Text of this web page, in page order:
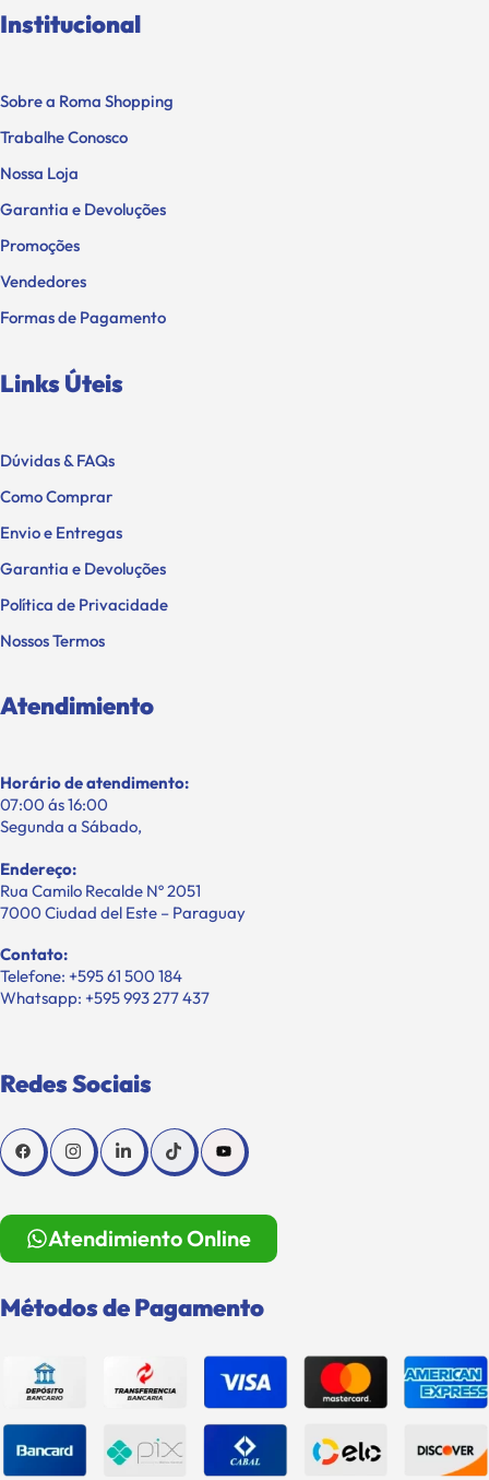
Institucional
Sobre a Roma Shopping
Trabalhe Conosco
Nossa Loja
Garantia e Devoluções
Promoções
Vendedores
Formas de Pagamento
Links Úteis
Dúvidas & FAQs
Como Comprar
Envio e Entregas
Garantia e Devoluções
Política de Privacidade
Nossos Termos
Atendimiento
Horário de atendimento:
07:00 ás 16:00
Segunda a Sábado,
Endereço:
Rua Camilo Recalde Nº 2051
7000 Ciudad del Este – Paraguay
Contato:
Telefone: +595 61 500 184
Whatsapp: +595 993 277 437
Redes Sociais
Atendimiento Online
Métodos de Pagamento